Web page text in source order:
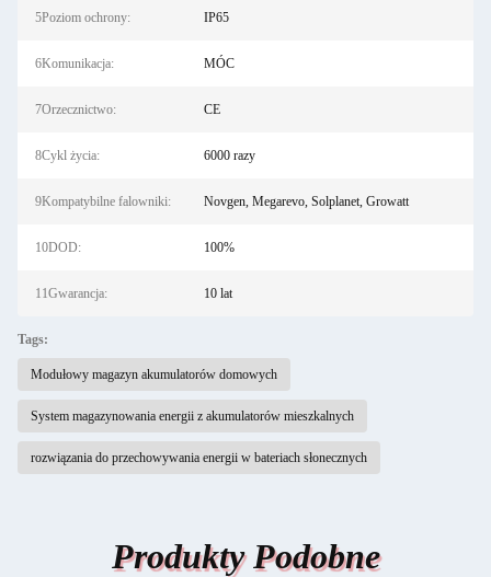
5Poziom ochrony: IP65
6Komunikacja: MÓC
7Orzecznictwo: CE
8Cykl życia: 6000 razy
9Kompatybilne falowniki: Novgen, Megarevo, Solplanet, Growatt
10DOD: 100%
11Gwarancja: 10 lat
Tags:
Modułowy magazyn akumulatorów domowych
System magazynowania energii z akumulatorów mieszkalnych
rozwiązania do przechowywania energii w bateriach słonecznych
Produkty Podobne